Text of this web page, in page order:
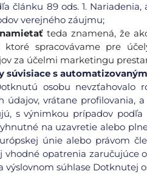
článku 89 ods. 1.
verejného záujmu;
teda znamená, že
ktoré spracovávame pre
za účelmi marketingu
súvisiace s
osobu nevzťahovalo
údajov, vrátane
s výnimkou prípadov
na uzavretie alebo
únie alebo právom
vhodné opatrenia zaručujúce
výslovnom súhlase Dotknutej